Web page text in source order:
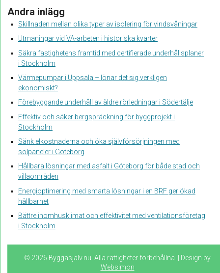
Andra inlägg
Skillnaden mellan olika typer av isolering för vindsvåningar
Utmaningar vid VA-arbeten i historiska kvarter
Säkra fastighetens framtid med certifierade underhållsplaner
i Stockholm
Värmepumpar i Uppsala – lönar det sig verkligen
ekonomiskt?
Förebyggande underhåll av äldre rörledningar i Södertälje
Effektiv och säker bergspräckning för byggprojekt i
Stockholm
Sänk elkostnaderna och öka självförsörjningen med
solpaneler i Göteborg
Hållbara lösningar med asfalt i Göteborg för både stad och
villaområden
Energioptimering med smarta lösningar i en BRF ger ökad
hållbarhet
Bättre inomhusklimat och effektivitet med ventilationsföretag
i Stockholm
© 2026 Byggasjälv.nu. Alla rättigheter förbehållna. | Design by
Websimon